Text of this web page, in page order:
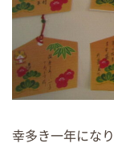
幸多き一年にな